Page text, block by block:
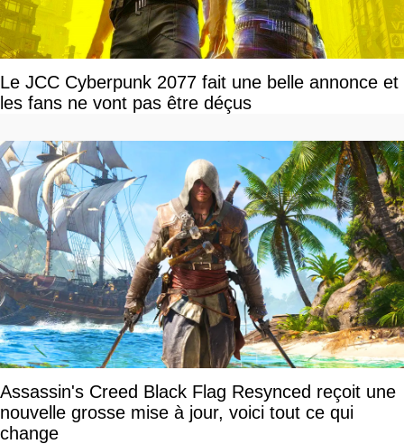
Le JCC Cyberpunk 2077 fait une belle annonce et
les fans ne vont pas être déçus
Assassin's Creed Black Flag Resynced reçoit une
nouvelle grosse mise à jour, voici tout ce qui
change